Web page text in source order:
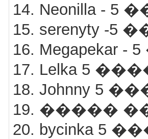
14. Neonilla -
15. serenyty -
16.
17. Lelka 5
18. Johnny 5
19. �����
20. bycinka 5